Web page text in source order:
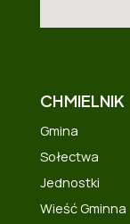
CHMIELNIK
Gmina
Sołectwa
Jednostki
Wieść Gminna